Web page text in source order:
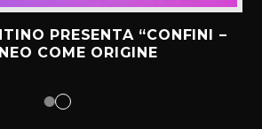
PRESENTA “CONFINI –
COME ORIGINE